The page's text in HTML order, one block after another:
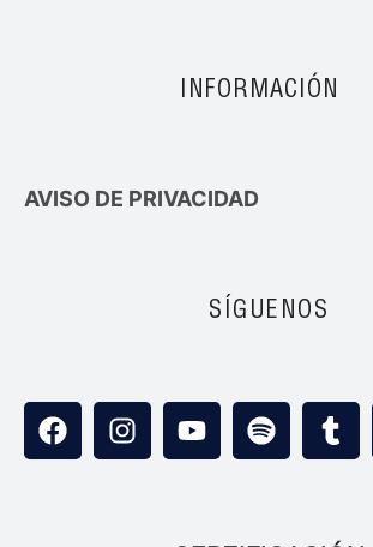
INFORMACIÓN
AVISO DE PRIVACIDAD
SÍGUENOS